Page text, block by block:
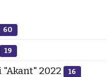
60
19
2022 16